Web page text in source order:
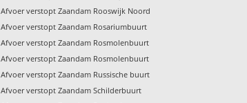
Afvoer verstopt Zaandam Rooswijk Noord
Afvoer verstopt Zaandam Rosariumbuurt
Afvoer verstopt Zaandam Rosmolenbuurt
Afvoer verstopt Zaandam Rosmolenbuurt
Afvoer verstopt Zaandam Russische buurt
Afvoer verstopt Zaandam Schilderbuurt